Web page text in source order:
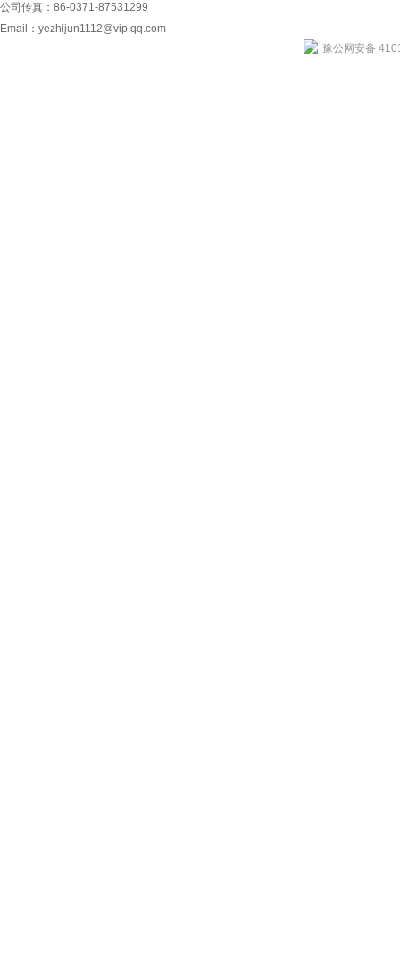
公司传真：86-0371-87531299
Email： yezhijun1112@vip.qq.com
豫公网安备